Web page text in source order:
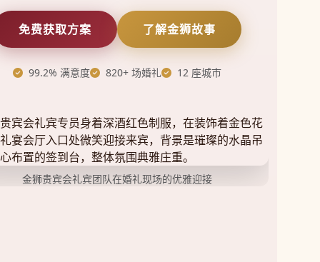
免费获取方案 了解金狮故事
99.2% 满意度 820+ 场婚礼 12 座城市
金狮贵宾会礼宾团队在婚礼现场的优雅迎接